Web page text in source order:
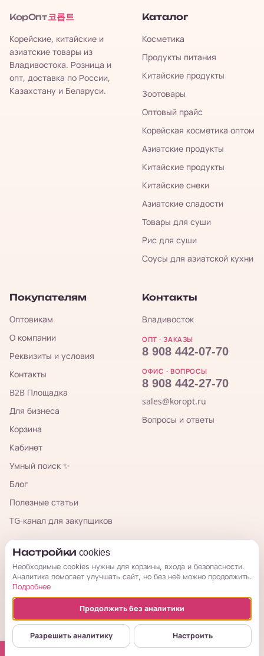
КорОпт 코롭트
Корейские, китайские и
азиатские товары из
Владивостока. Розница и
опт, доставка по России,
Казахстану и Беларуси.
Каталог
Косметика
Продукты питания
Китайские продукты
Зоотовары
Оптовый прайс
Корейская косметика оптом
Азиатские продукты
Китайские продукты
Китайские снеки
Азиатские сладости
Товары для суши
Рис для суши
Соусы для азиатской кухни
Покупателям
Оптовикам
О компании
Реквизиты и условия
Контакты
B2B Площадка
Для бизнеса
Корзина
Кабинет
Умный поиск ✨
Блог
Полезные статьи
TG-канал для закупщиков
Контакты
Владивосток
ОПТ · ЗАКАЗЫ
8 908 442-07-70
ОФИС · ВОПРОСЫ
8 908 442-27-70
sales@koropt.ru
Вопросы и ответы
КорОпт
© 2026 КорОпт. Корейские и китайские товары из Владивостока.
ИП Галицкая Мария Сергеевна · ИНН 253909697776 · ОГРНИП
314254321800034
Публичная офертаУсловия возвратаПолитикаНастройки cookies
Настройки cookies
Необходимые cookies нужны для корзины, входа и безопасности.
Аналитика помогает улучшать сайт, но без неё можно продолжить.
Подробнее
Продолжить без аналитики
Разрешить аналитику Настроить